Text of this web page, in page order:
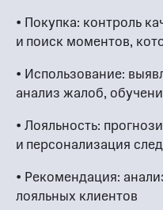
• Покупка: контроль
и поиск моментов,
• Использование:
анализ жалоб,
• Лояльность:
и персонализация
• Рекомендация:
лояльных клиентов